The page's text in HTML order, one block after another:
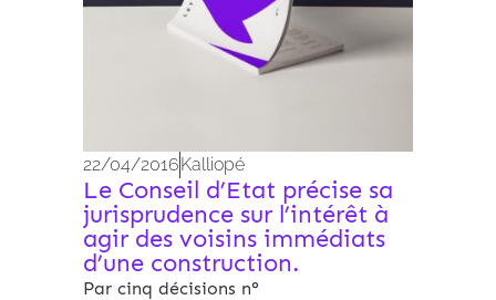
22/04/2016Kalliopé
Le Conseil d’Etat précise sa
jurisprudence sur l’intérêt à
agir des voisins immédiats
d’une construction.
Par cinq décisions n°